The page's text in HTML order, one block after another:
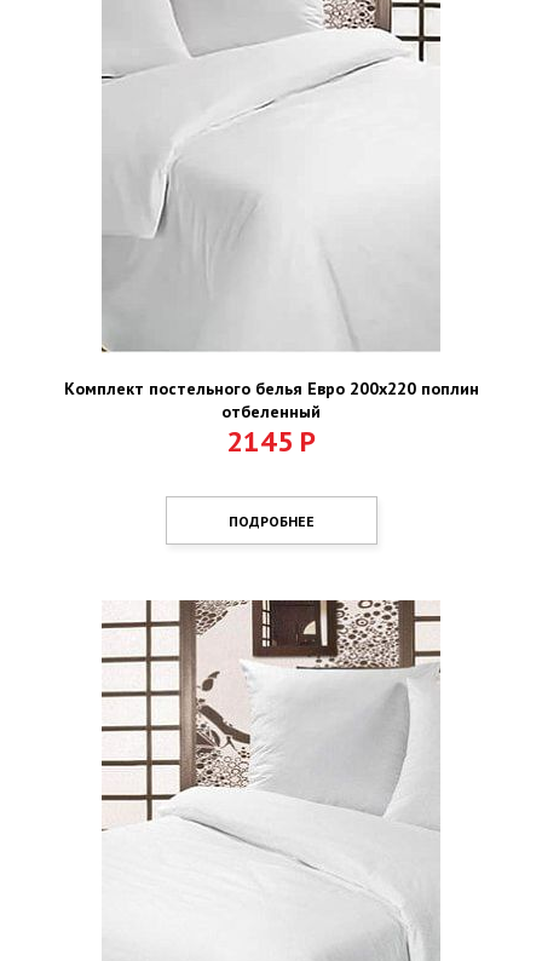
Комплект постельного белья Евро 200х220 поплин
отбеленный
2145 Р
ПОДРОБНЕЕ